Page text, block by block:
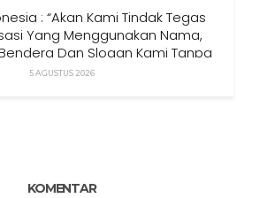
: “Akan Kami Tindak Tegas
Yang Menggunakan Nama,
Dan Slogan Kami Tanpa
Izin”
5 AGUSTUS 2026
KOMENTAR